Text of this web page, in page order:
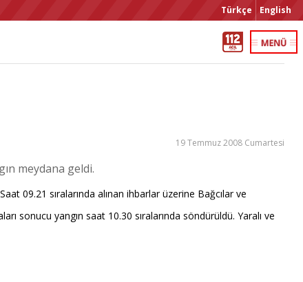
Türkçe English
19 Temmuz 2008 Cumartesi
meydana geldi.
09.21 sıralarında alınan ihbarlar üzerine Bağcılar ve
sonucu yangın saat 10.30 sıralarında söndürüldü. Yaralı ve